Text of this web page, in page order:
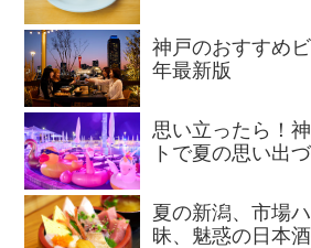
神戸のおすすめ
年最新版
思い立ったら！
トで夏の思い出
夏の新潟、市場
昧、魅惑の日本